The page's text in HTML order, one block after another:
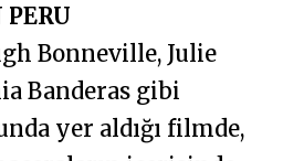
Bonneville, Julie
Banderas gibi
yer aldığı filmde,